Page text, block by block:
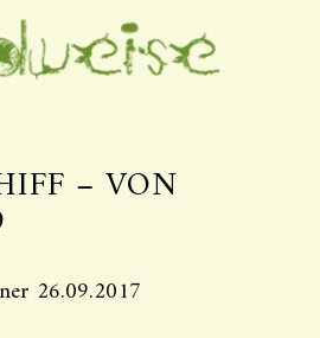
– VON
26.09.2017